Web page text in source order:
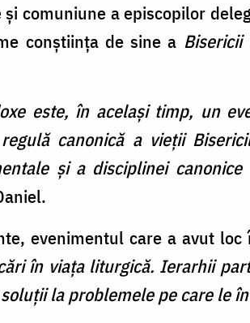
comuniune a episcopilor
conștiința de sine a Bisericii
este, în acelaşi timp, un
canonică a vieții
şi a disciplinei
evenimentul care a avut
în viața liturgică. Ierarhii
la problemele pe care le